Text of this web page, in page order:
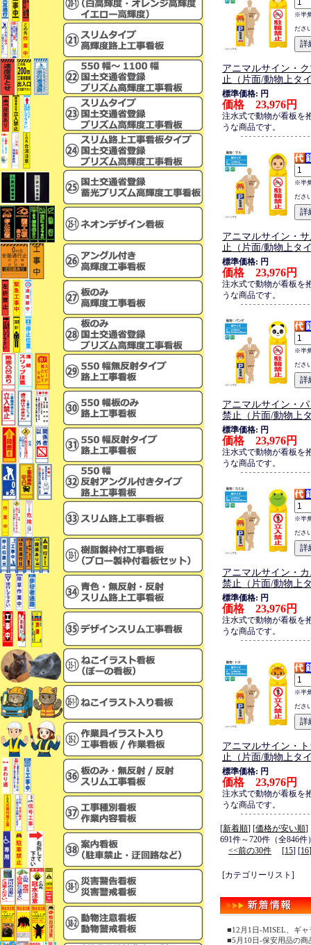
※半
ださ
アニマルサイン・
止（片面/動物上タ
標準価格: 円
価格 23,976円
注水式で動物が看板を
うな商品です。
※半
ださ
アニマルサイン・
止（片面/動物上タ
標準価格: 円
価格 23,976円
注水式で動物が看板を
うな商品です。
※半
ださ
アニマルサイン・
禁止（片面/動物上
標準価格: 円
価格 23,976円
注水式で動物が看板を
うな商品です。
※半
ださ
アニマルサイン・
禁止（片面/動物上
標準価格: 円
価格 23,976円
注水式で動物が看板を
うな商品です。
※半
ださ
アニマルサイン・
止（片面/動物上タ
標準価格: 円
価格 23,976円
注水式で動物が看板を
うな商品です。
[新着順] [価格が安い順]
691件～720件（全846件
<<前の30件 [15] [16
[カテゴリーリスト]
■12月1日-MISEL、ギ
■5月10日-保安用品の商